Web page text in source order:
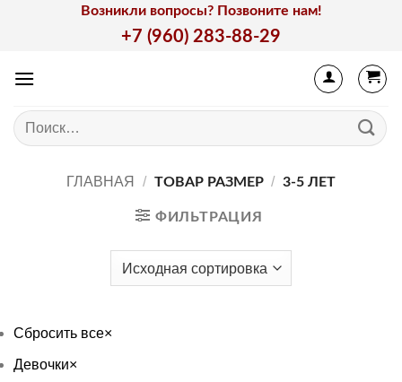
Возникли вопросы? Позвоните нам!
+7 (960) 283-88-29
Искать:
ГЛАВНАЯ / ТОВАР РАЗМЕР / 3-5 ЛЕТ
ФИЛЬТРАЦИЯ
Сбросить все×
Девочки×